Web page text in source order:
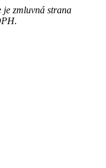
je zmluvná strana